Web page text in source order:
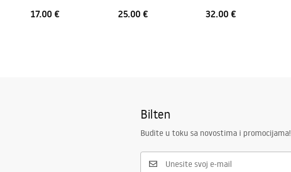
17.00 € 25.00 € 32.00 €
Bilten
Budite u toku sa novostima i promocijama!